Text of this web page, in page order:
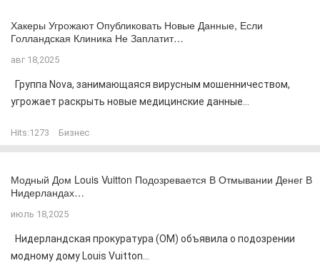
Хакеры Угрожают Опубликовать Новые Данные, Если
Голландская Клиника Не Заплатит…
авг 18,2025
Группа Nova, занимающаяся вирусным мошенничеством,
угрожает раскрыть новые медицинские данные...
Hits:1273 Бизнес
Модный Дом Louis Vuitton Подозревается В Отмывании Денег В
Нидерландах…
июль 18,2025
Нидерландская прокуратура (OM) объявила о подозрении
модному дому Louis Vuitton...